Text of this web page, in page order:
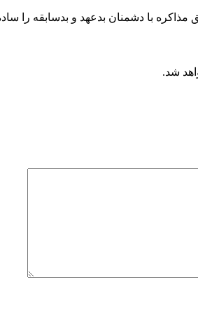
با دشمنان بدعهد و بدسابقه را
شد.